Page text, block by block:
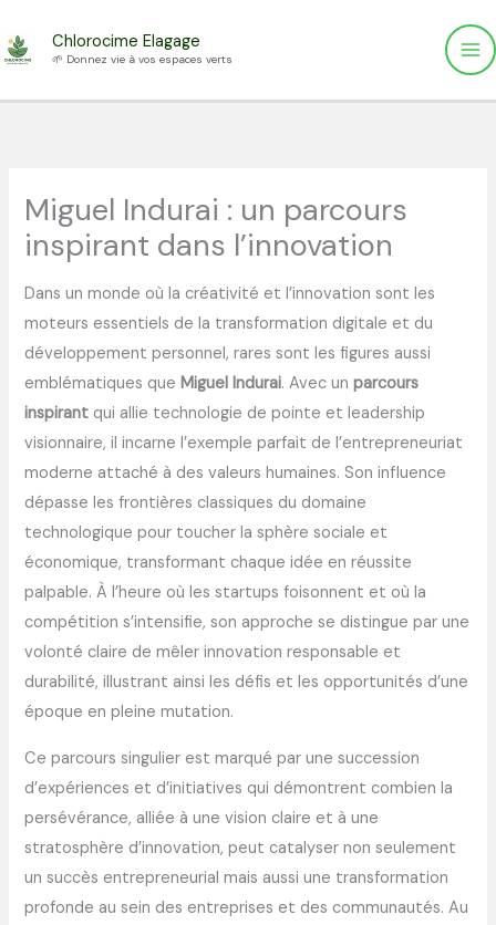
au
Chlorocime Elagage
🌱 Donnez vie à vos espaces verts
Miguel Indurai : un parcours
inspirant dans l’innovation
Dans un monde où la créativité et l’innovation sont les
moteurs essentiels de la transformation digitale et du
développement personnel, rares sont les figures aussi
emblématiques queMiguel Indurai. Avec unparcours
inspirant qui allie technologie de pointe et leadership
visionnaire, il incarne l’exemple parfait de l’entrepreneuriat
moderne attaché à des valeurs humaines. Son influence
dépasse les frontières classiques du domaine
technologique pour toucher la sphère sociale et
économique, transformant chaque idée en réussite
palpable. À l’heure où les startups foisonnent et où la
compétition s’intensifie, son approche se distingue par une
volonté claire de mêler innovation responsable et
durabilité, illustrant ainsi les défis et les opportunités d’une
époque en pleine mutation.
Ce parcours singulier est marqué par une succession
d’expériences et d’initiatives qui démontrent combien la
persévérance, alliée à une vision claire et à une
stratosphère d’innovation, peut catalyser non seulement
un succès entrepreneurial mais aussi une transformation
profonde au sein des entreprises et des communautés. Au